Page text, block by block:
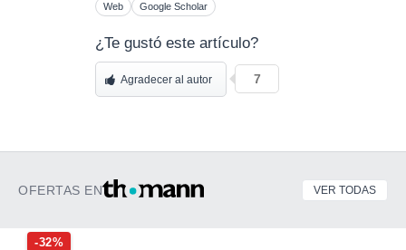
Web Google Scholar
¿Te gustó este artículo?
Agradecer al autor 7
OFERTAS EN VER TODAS
-32%